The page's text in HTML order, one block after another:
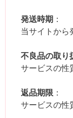
発送時期 ：
当サイトから
不良品の取り
サービスの性
返品期限 ：
サービスの性